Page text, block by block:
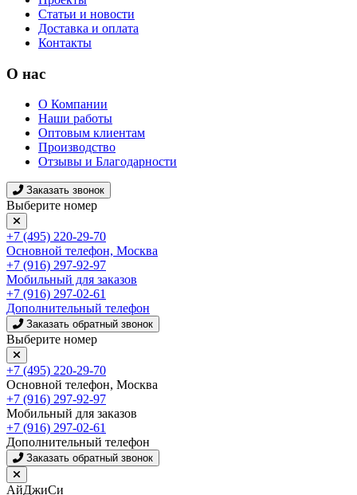
Статьи и новости
Доставка и оплата
Контакты
О нас
О Компании
Наши работы
Оптовым клиентам
Производство
Отзывы и Благодарности
Заказать звонок
Выберите номер
+7 (495) 220-29-70
Основной телефон, Москва
+7 (916) 297-92-97
Мобильный для заказов
+7 (916) 297-02-61
Дополнительный телефон
Заказать обратный звонок
Выберите номер
+7 (495) 220-29-70
Основной телефон, Москва
+7 (916) 297-92-97
Мобильный для заказов
+7 (916) 297-02-61
Дополнительный телефон
Заказать обратный звонок
АйДжиСи